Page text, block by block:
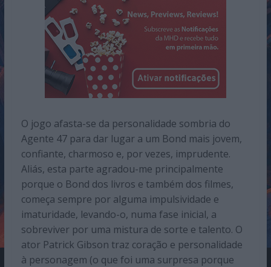
O jogo afasta-se da personalidade sombria do
Agente 47 para dar lugar a um Bond mais jovem,
confiante, charmoso e, por vezes, imprudente.
Aliás, esta parte agradou-me principalmente
porque o Bond dos livros e também dos filmes,
começa sempre por alguma impulsividade e
imaturidade, levando-o, numa fase inicial, a
sobreviver por uma mistura de sorte e talento. O
ator Patrick Gibson traz coração e personalidade
à personagem (o que foi uma surpresa porque